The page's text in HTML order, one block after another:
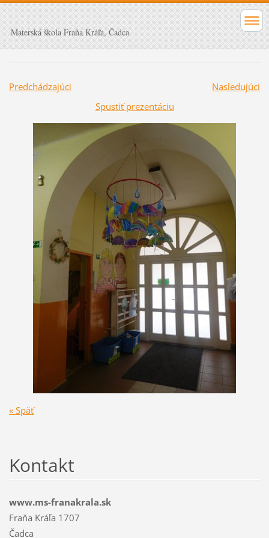
Materská škola Fraňa Kráľa, Čadca
Predchádzajúci
Nasledujúci
Spustiť prezentáciu
« Späť
Kontakt
www.ms-franakrala.sk
Fraňa Kráľa 1707
Čadca